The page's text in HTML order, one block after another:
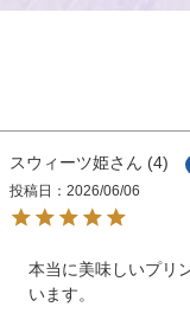
スウィーツ姫 4
投稿日
2026/06/06
本当に美味しいプリ
います。